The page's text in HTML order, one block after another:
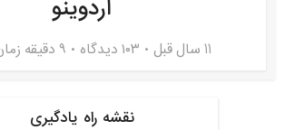
آردوینو
11 سال قبل ۱۰۳ دیدگاه 9 دقیقه زمان مطالعه
نقشه راه یادگیری